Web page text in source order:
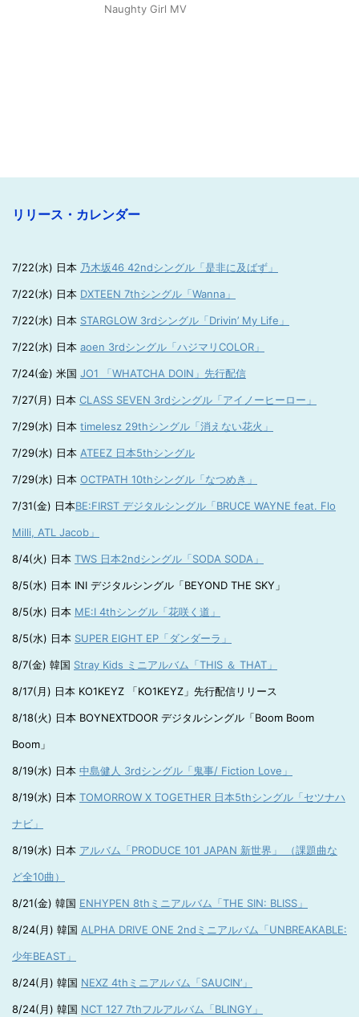
Naughty Girl MV
リリース・カレンダー
7/22(水) 日本 乃木坂46 42ndシングル「是非に及ばず」
7/22(水) 日本 DXTEEN 7thシングル「Wanna」
7/22(水) 日本 STARGLOW 3rdシングル「Drivin’ My Life」
7/22(水) 日本 aoen 3rdシングル「ハジマリCOLOR」
7/24(金) 米国 JO1 「WHATCHA DOIN」先行配信
7/27(月) 日本 CLASS SEVEN 3rdシングル「アイノーヒーロー」
7/29(水) 日本 timelesz 29thシングル「消えない花火」
7/29(水) 日本 ATEEZ 日本5thシングル
7/29(水) 日本 OCTPATH 10thシングル「なつめき」
7/31(金) 日本BE:FIRST デジタルシングル「BRUCE WAYNE feat. Flo
Milli, ATL Jacob」
8/4(火) 日本 TWS 日本2ndシングル「SODA SODA」
8/5(水) 日本 INI デジタルシングル「BEYOND THE SKY」
8/5(水) 日本 ME:I 4thシングル「花咲く道」
8/5(水) 日本 SUPER EIGHT EP「ダンダーラ」
8/7(金) 韓国 Stray Kids ミニアルバム「THIS ＆ THAT」
8/17(月) 日本 KO1KEYZ 「KO1KEYZ」先行配信リリース
8/18(火) 日本 BOYNEXTDOOR デジタルシングル「Boom Boom
Boom」
8/19(水) 日本 中島健人 3rdシングル「鬼事/ Fiction Love」
8/19(水) 日本 TOMORROW X TOGETHER 日本5thシングル「セツナハ
ナビ」
8/19(水) 日本 アルバム「PRODUCE 101 JAPAN 新世界」 （課題曲な
ど全10曲）
8/21(金) 韓国 ENHYPEN 8thミニアルバム「THE SIN: BLISS」
8/24(月) 韓国 ALPHA DRIVE ONE 2ndミニアルバム「UNBREAKABLE:
少年BEAST」
8/24(月) 韓国 NEXZ 4thミニアルバム「SAUCIN’」
8/24(月) 韓国 NCT 127 7thフルアルバム「BLINGY」